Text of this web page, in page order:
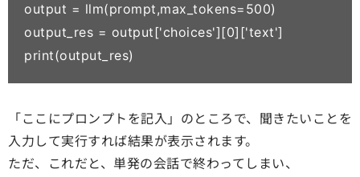
output = llm(prompt,max_tokens=500)
output_res = output['choices'][0]['text']
「ここにプロンプトを記入」のところで、聞きたいことを
入力して実行すれば結果が表示されます。
ただ、これだと、単発の会話で終わってしまい、